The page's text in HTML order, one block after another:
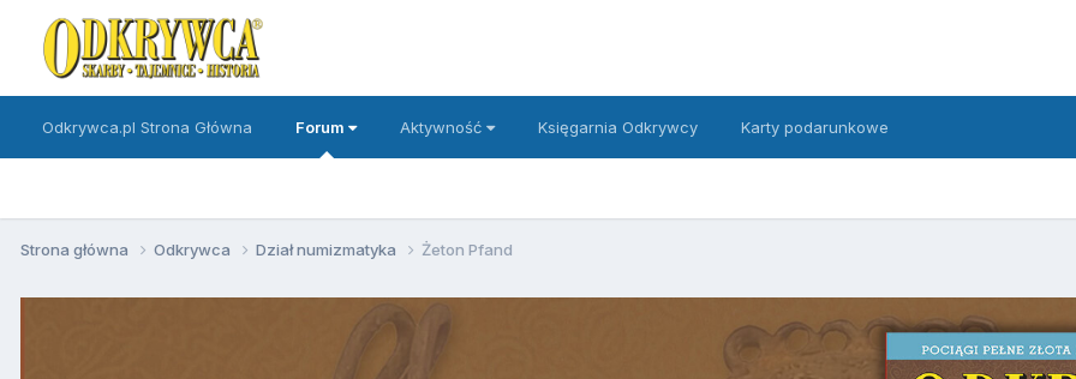
Odkrywca.pl Strona Główna Forum Aktywność Księgarnia Odkrywcy Karty podarunkowe
Strona główna Odkrywca Dział numizmatyka Żeton Pfand